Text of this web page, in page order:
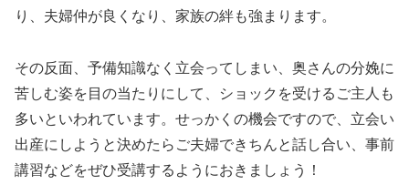
り、夫婦仲が良くなり、家族の絆も強まります。
その反面、予備知識なく立会ってしまい、奥さんの分娩に
苦しむ姿を目の当たりにして、ショックを受けるご主人も
多いといわれています。せっかくの機会ですので、立会い
出産にしようと決めたらご夫婦できちんと話し合い、事前
講習などをぜひ受講するようにおきましょう！